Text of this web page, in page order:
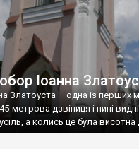
Іоанна
Златоуста – одна із перших
метрова дзвіниця і нині
а колись це була висотна